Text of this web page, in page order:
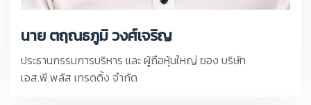
นาย ตฤณธภูมิ วงศ์เจริญ
ประธานกรรมการบริหาร และ ผู้ถือหุ้นใหญ่ ของ บริษัท
เอส.พี.พลัส เทรดดิ้ง จำกัด